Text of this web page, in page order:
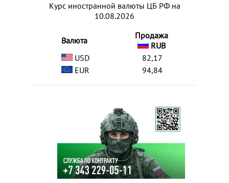
Курс иностранной валюты ЦБ РФ на
10.08.2026
Валюта
Продажа
RUB
USD
82,17
EUR
94,84